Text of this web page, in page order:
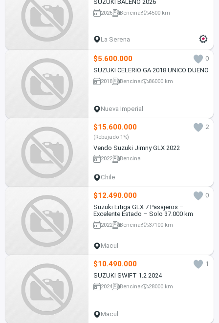
SUZUKI BALENO 2026
2026 Bencina 4500 km
La Serena
$5.600.000
0
SUZUKI CELERIO GA 2018 UNICO DUENO
2018 Bencina 86000 km
Nueva Imperial
$15.600.000 2
(Rebajado 1%)
Vendo Suzuki Jimny GLX 2022
2022 Bencina
Chile
$12.490.000
0
Suzuki Ertiga GLX 7 Pasajeros –
Excelente Estado – Solo 37.000 km
2022 Bencina 37100 km
Macul
$10.490.000
1
SUZUKI SWIFT 1.2 2024
2024 Bencina 28000 km
Macul